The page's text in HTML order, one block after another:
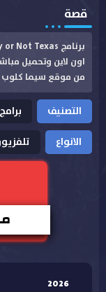
قصة
اون لاين وتحميل
من موقع سيما كلوب
التصنيف
الانواع
2026